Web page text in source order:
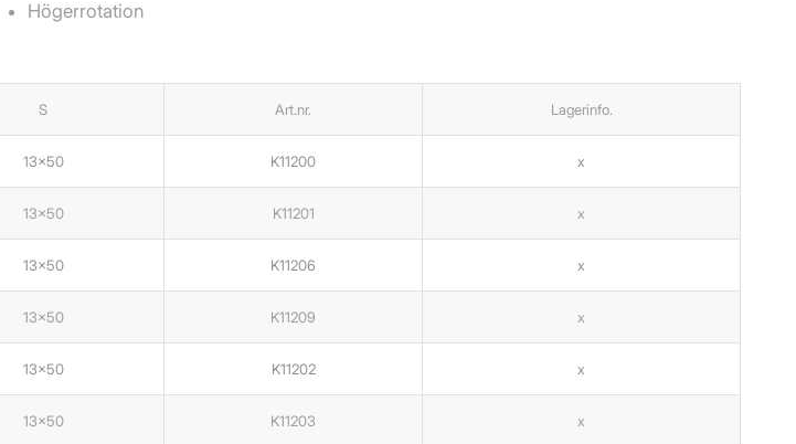
Högerrotation
S Art.nr. Lagerinfo.
13×50 K11200 x
13×50 K11201 x
13×50 K11206 x
13×50 K11209 x
13×50 K11202 x
13×50 K11203 x